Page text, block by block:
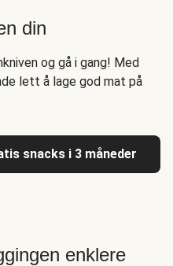
din
og gå i gang! Med
lett å lage god mat på
snacks i 3 måneder
enklere